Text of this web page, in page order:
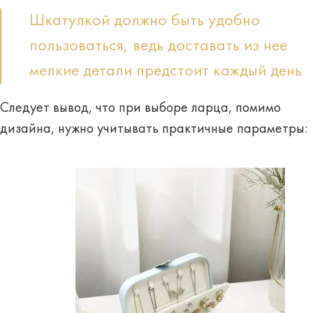
Шкатулкой должно быть удобно
пользоваться, ведь доставать из нее
мелкие детали предстоит каждый день
Следует вывод, что при выборе ларца, помимо
дизайна, нужно учитывать практичные параметры: